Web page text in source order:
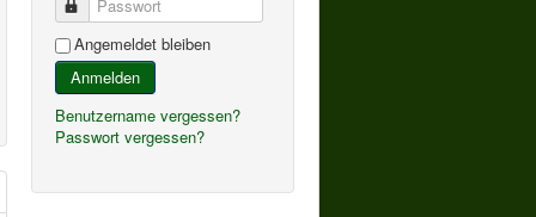
Passwort
Angemeldet bleiben
Anmelden
Benutzername vergessen?
Passwort vergessen?